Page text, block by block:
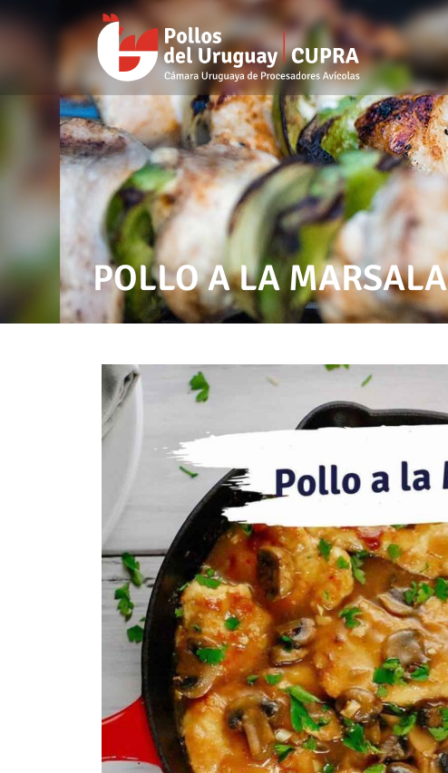
POLLO A LA MARSALA